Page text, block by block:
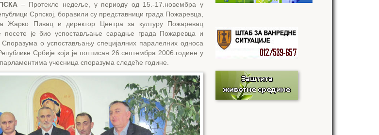
– Протекле недеље, у периоду од 15.-17.новембра у
Српској, боравили су представници града Пожаревца,
Жарко Пивац и директор Центра за културу Пожаревац
је био успостављање сарадње града Пожаревца и
о успостављању специјалних парaлелних односа
Србије који је потписан 26.септембра 2006.године у
учесница споразума следеће године.